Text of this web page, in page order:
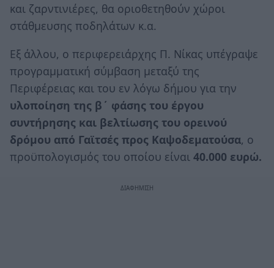
και ζαρντινιέρες, θα οριοθετηθούν χώροι
στάθμευσης ποδηλάτων κ.α.
Εξ άλλου, ο περιφερειάρχης Π. Νίκας υπέγραψε
προγραμματική σύμβαση μεταξύ της
Περιφέρειας και του εν λόγω δήμου για την
υλοποίηση της β΄ φάσης του έργου
συντήρησης και βελτίωσης του ορεινού
δρόμου από Γαϊτσές προς Καψοδεματούσα, ο
προϋπολογισμός του οποίου είναι 40.000 ευρώ.